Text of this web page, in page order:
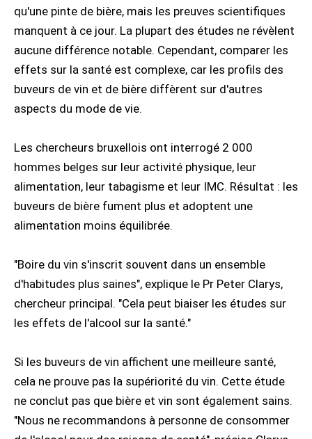
qu'une pinte de bière, mais les preuves scientifiques
manquent à ce jour. La plupart des études ne révèlent
aucune différence notable. Cependant, comparer les
effets sur la santé est complexe, car les profils des
buveurs de vin et de bière diffèrent sur d'autres
aspects du mode de vie.
Les chercheurs bruxellois ont interrogé 2 000
hommes belges sur leur activité physique, leur
alimentation, leur tabagisme et leur IMC. Résultat : les
buveurs de bière fument plus et adoptent une
alimentation moins équilibrée.
"Boire du vin s'inscrit souvent dans un ensemble
d'habitudes plus saines", explique le Pr Peter Clarys,
chercheur principal. "Cela peut biaiser les études sur
les effets de l'alcool sur la santé."
Si les buveurs de vin affichent une meilleure santé,
cela ne prouve pas la supériorité du vin. Cette étude
ne conclut pas que bière et vin sont également sains.
"Nous ne recommandons à personne de consommer